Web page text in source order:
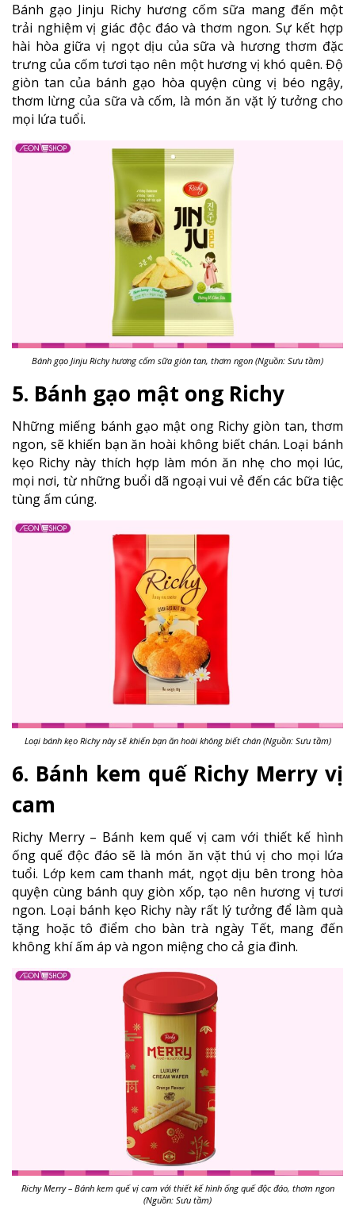
Bánh gạo Jinju Richy hương cốm sữa mang đến một
trải nghiệm vị giác độc đáo và thơm ngon. Sự kết hợp
hài hòa giữa vị ngọt dịu của sữa và hương thơm đặc
trưng của cốm tươi tạo nên một hương vị khó quên. Độ
giòn tan của bánh gạo hòa quyện cùng vị béo ngậy,
thơm lừng của sữa và cốm, là món ăn vặt lý tưởng cho
mọi lứa tuổi.
Bánh gạo Jinju Richy hương cốm sữa giòn tan, thơm ngon (Nguồn: Sưu tầm)
5. Bánh gạo mật ong Richy
Những miếng bánh gạo mật ong Richy giòn tan, thơm
ngon, sẽ khiến bạn ăn hoài không biết chán. Loại bánh
kẹo Richy này thích hợp làm món ăn nhẹ cho mọi lúc,
mọi nơi, từ những buổi dã ngoại vui vẻ đến các bữa tiệc
tùng ấm cúng.
Loại bánh kẹo Richy này sẽ khiến bạn ăn hoài không biết chán (Nguồn: Sưu tầm)
6. Bánh kem quế Richy Merry vị
cam
Richy Merry – Bánh kem quế vị cam với thiết kế hình
ống quế độc đáo sẽ là món ăn vặt thú vị cho mọi lứa
tuổi. Lớp kem cam thanh mát, ngọt dịu bên trong hòa
quyện cùng bánh quy giòn xốp, tạo nên hương vị tươi
ngon. Loại bánh kẹo Richy này rất lý tưởng để làm quà
tặng hoặc tô điểm cho bàn trà ngày Tết, mang đến
không khí ấm áp và ngon miệng cho cả gia đình.
Richy Merry – Bánh kem quế vị cam với thiết kế hình ống quế độc đáo, thơm ngon
(Nguồn: Sưu tầm)